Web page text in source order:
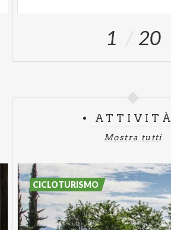
1 20
ATTIVITÀ
Mostra tutti
CICLOTURISMO